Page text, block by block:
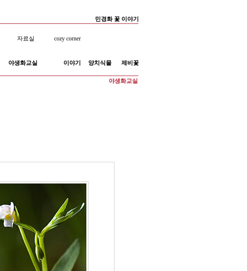
민경화 꽃 이야기
자료실 cozy corner
야생화교실 이야기 양치식물 제비꽃
야생화교실